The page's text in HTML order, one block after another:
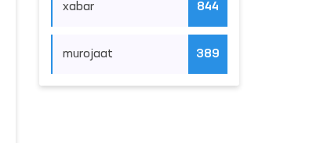
xabar 844
murojaat 389